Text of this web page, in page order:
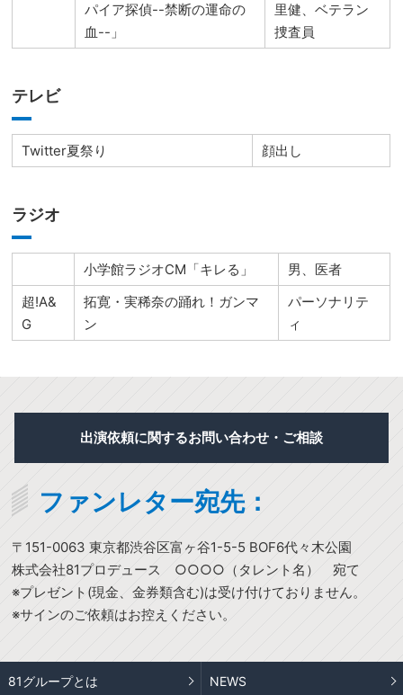
パイア探偵--禁断の運命の
血--」
里健、ベテラン
捜査員
テレビ
Twitter夏祭り 顔出し
ラジオ
小学館ラジオCM「キレる」
男、医者
超!A&
G
拓寛・実稀奈の踊れ！ガンマ
ン
パーソナリテ
ィ
出演依頼に関するお問い合わせ・ご相談
ファンレター宛先：
〒151-0063 東京都渋谷区富ヶ谷1-5-5 BOF6代々木公園
株式会社81プロデュース ○○○○（タレント名） 宛て
※プレゼント(現金、金券類含む)は受け付けておりません。
※サインのご依頼はお控えください。
81グループとは NEWS